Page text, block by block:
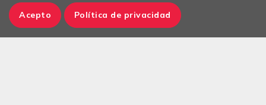
Acepto Política de privacidad